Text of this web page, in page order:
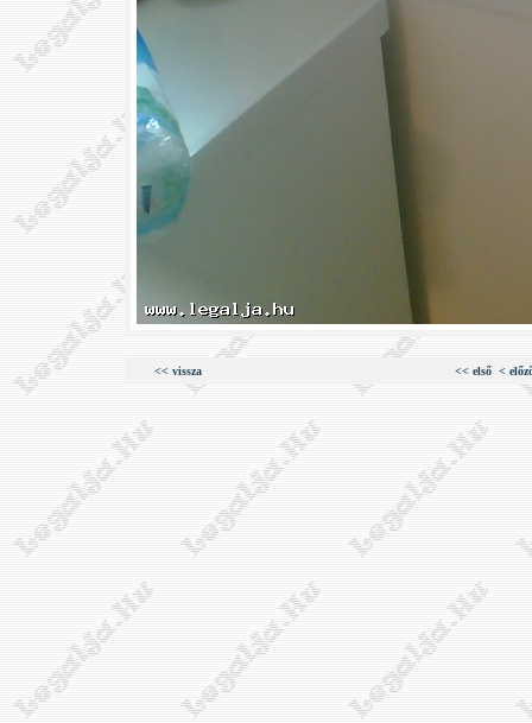
<< vissza << első <